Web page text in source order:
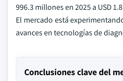
996.3 millones en 2025 a USD
El mercado está
avances en tecnologías de
Conclusiones clave del